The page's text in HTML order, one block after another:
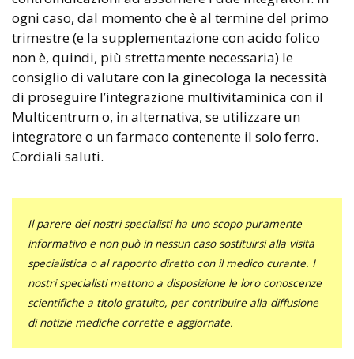
ogni caso, dal momento che è al termine del primo
trimestre (e la supplementazione con acido folico
non è, quindi, più strettamente necessaria) le
consiglio di valutare con la ginecologa la necessità
di proseguire l’integrazione multivitaminica con il
Multicentrum o, in alternativa, se utilizzare un
integratore o un farmaco contenente il solo ferro.
Cordiali saluti.
Il parere dei nostri specialisti ha uno scopo puramente
informativo e non può in nessun caso sostituirsi alla visita
specialistica o al rapporto diretto con il medico curante. I
nostri specialisti mettono a disposizione le loro conoscenze
scientifiche a titolo gratuito, per contribuire alla diffusione
di notizie mediche corrette e aggiornate.